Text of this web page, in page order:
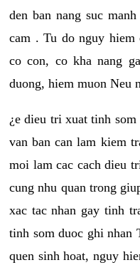
den ban nang suc
cam . Tu do nguy hiem
co con, co kha nang
duong, hiem muon Neu
¿e dieu tri xuat tinh
van ban can lam kiem
moi lam cac cach dieu
cung nhu quan trong
xac tac nhan gay tinh
tinh som duoc ghi nhan
quen sinh hoat, nguy